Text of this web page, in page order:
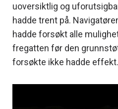
uoversiktlig og
hadde trent på.
hadde forsøkt alle
fregatten før den
forsøkte ikke hadde effekt.